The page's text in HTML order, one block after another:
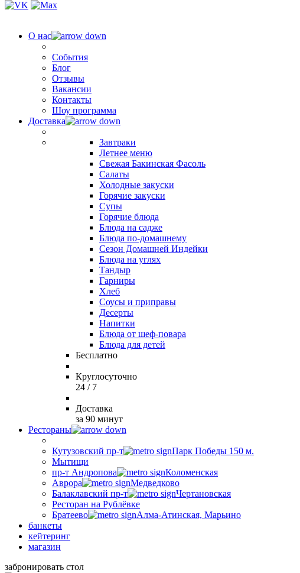
О нас
События
Блог
Отзывы
Вакансии
Контакты
Шоу программа
Доставка
Завтраки
Летнее меню
Свежая Бакинская Фасоль
Салаты
Холодные закуски
Горячие закуски
Супы
Горячие блюда
Блюда на садже
Блюда по-домашнему
Сезон Домашней Индейки
Блюда на углях
Тандыр
Гарниры
Хлеб
Соусы и приправы
Десерты
Напитки
Блюда от шеф-повара
Блюда для детей
Бесплатно
Круглосуточно
24 / 7
Доставка
за 90 минут
Рестораны
Кутузовский пр-т
Парк Победы 150 м.
Мытищи
пр-т Андропова
Коломенская
Аврора
Медведково
Балаклавский пр-т
Чертановская
Ресторан на Рублёвке
Братеево
Алма-Атинская, Марьино
банкеты
кейтеринг
магазин
забронировать стол